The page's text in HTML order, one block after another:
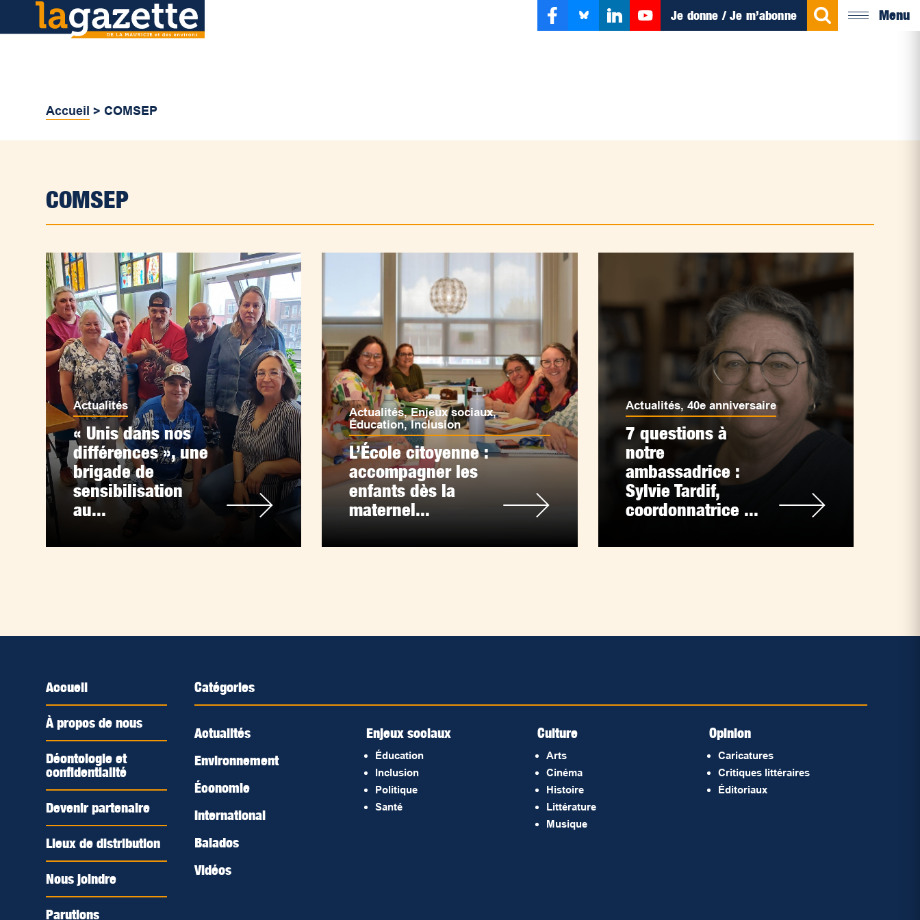
Je donne / Je m’abonne Menu
Accueil >COMSEP
COMSEP
Actualités
« Unis dans nos
différences », une
brigade de
sensibilisation
au...
Actualités,Enjeux sociaux,
Éducation,Inclusion
L’École citoyenne :
accompagner les
enfants dès la
maternel...
Actualités, 40e anniversaire
7 questions à
notre
ambassadrice :
Sylvie Tardif,
coordonnatrice ...
Accueil
À propos de nous
Déontologie et
confidentialité
Devenir partenaire
Lieux de distribution
Nous joindre
Parutions
Catégories
Actualités
Environnement
Économie
International
Balados
Vidéos
Enjeux sociaux
Éducation
Inclusion
Politique
Santé
Culture
Arts
Cinéma
Histoire
Littérature
Musique
Opinion
Caricatures
Critiques littéraires
Éditoriaux